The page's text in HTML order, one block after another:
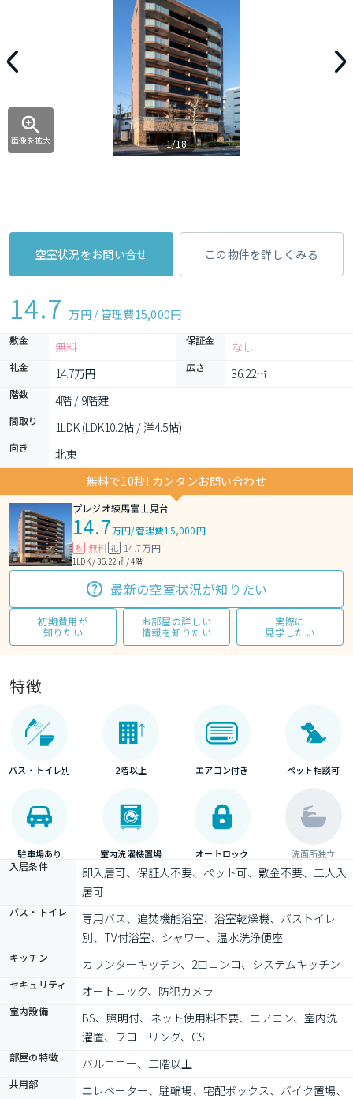
画像を拡大 1/18
空室状況をお問い合せ この物件を詳しくみる
14.7 万円 / 管理費15,000円
敷金 無料 保証金 なし
礼金 14.7万円 広さ 36.22㎡
階数 4階 / 9階建
間取り 1LDK (LDK10.2帖 / 洋4.5帖)
向き
北東
無料で10秒! カンタンお問い合わせ
プレジオ練馬富士見台
14.7万円/管理費15,000円
敷 無料 礼 14.7万円
1LDK / 36.22㎡ / 4階
最新の空室状況が知りたい
初期費用が
知りたい
お部屋の詳しい
情報を知りたい
実際に
見学したい
特徴
バス・トイレ別 2階以上 エアコン付き ペット相談可
駐車場あり 室内洗濯機置場 オートロック 洗面所独立
入居条件
即入居可、保証人不要、ペット可、敷金不要、二人入
居可
バス・トイレ
専用バス、追焚機能浴室、浴室乾燥機、バストイレ
別、TV付浴室、シャワー、温水洗浄便座
キッチン カウンターキッチン、2口コンロ、システムキッチン
セキュリティ オートロック、防犯カメラ
室内設備
BS、照明付、ネット使用料不要、エアコン、室内洗
濯置、フローリング、CS
部屋の特徴 バルコニー、二階以上
共用部
エレベーター、駐輪場、宅配ボックス、バイク置場、